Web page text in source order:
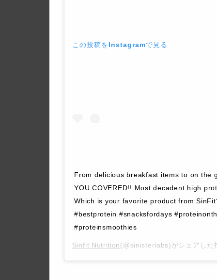
この投稿をInstagramで見る
From delicious breakfast items to on the
YOU COVERED!! Most decadent high
Which is your favorite product from
#bestprotein #snacksfordays
#proteinsmoothies
Sinfit Nutrition(@sinisterlabs)がシェアし